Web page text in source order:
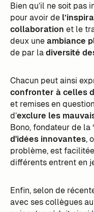
Bien qu’il ne soit pas
pour avoir de
collaboration et le
deux uneambiance
de par ladiversité
Chacun peut ainsi
confronter à celles
et remises en
d’exclure les
Bono, fondateur de la
d'idées innovantes,
problème, est
différents entrent en
Enfin, selon de
avec ses collègues